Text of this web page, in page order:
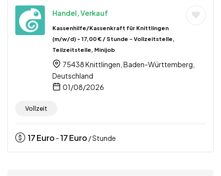
Handel, Verkauf
Kassenhilfe/Kassenkraft für Knittlingen
(m/w/d) – 17,00 € / Stunde – Vollzeitstelle,
Teilzeitstelle, Minijob
75438 Knittlingen, Baden-Württemberg,
Deutschland
01/08/2026
Vollzeit
17Euro -17Euro / Stunde